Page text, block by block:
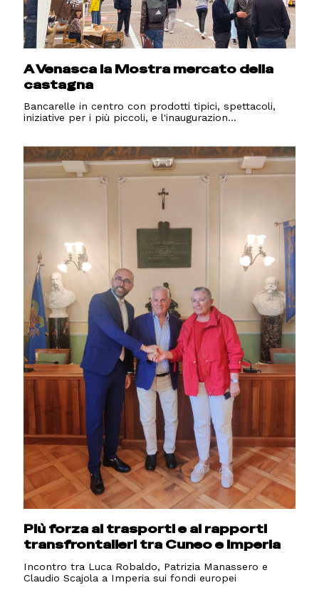
A Venasca la Mostra mercato della
castagna
Bancarelle in centro con prodotti tipici, spettacoli,
iniziative per i più piccoli, e l'inaugurazion...
Più forza ai trasporti e ai rapporti
transfrontalieri tra Cuneo e Imperia
Incontro tra Luca Robaldo, Patrizia Manassero e
Claudio Scajola a Imperia sui fondi europei